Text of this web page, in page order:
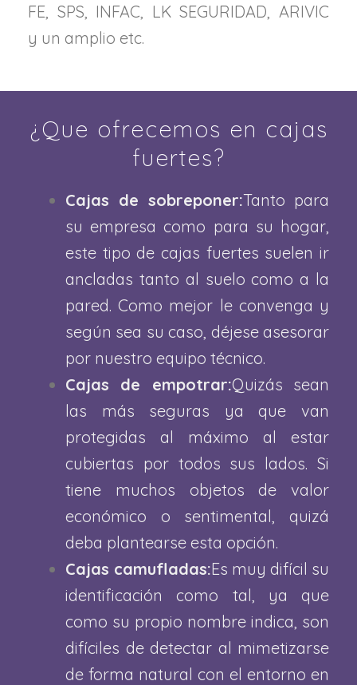
FE, SPS, INFAC, LK SEGURIDAD, ARIVIC
y un amplio etc.
¿Que ofrecemos en cajas
fuertes?
Cajas de sobreponer:Tanto para
su empresa como para su hogar,
este tipo de cajas fuertes suelen ir
ancladas tanto al suelo como a la
pared. Como mejor le convenga y
según sea su caso, déjese asesorar
por nuestro equipo técnico.
Cajas de empotrar:Quizás sean
las más seguras ya que van
protegidas al máximo al estar
cubiertas por todos sus lados. Si
tiene muchos objetos de valor
económico o sentimental, quizá
deba plantearse esta opción.
Cajas camufladas:Es muy difícil su
identificación como tal, ya que
como su propio nombre indica, son
difíciles de detectar al mimetizarse
de forma natural con el entorno en